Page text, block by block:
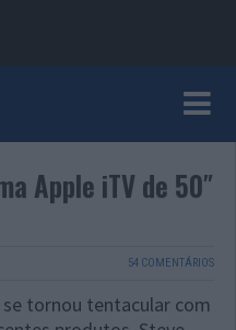
Apple iTV de 50″
54 COMENTÁRIOS
se tornou tentacular com